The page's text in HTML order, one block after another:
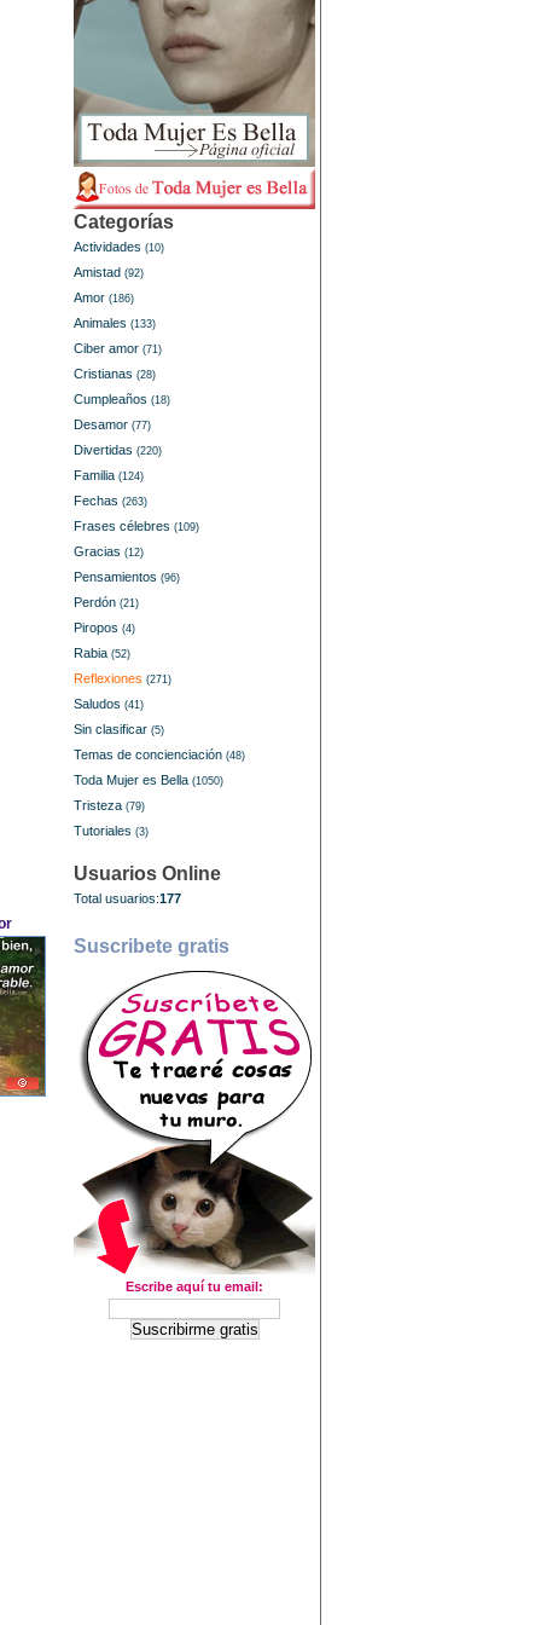
Categorías
Actividades (10)
Amistad (92)
Amor (186)
Animales (133)
Ciber amor (71)
Cristianas (28)
Cumpleaños (18)
Desamor (77)
Divertidas (220)
Familia (124)
Fechas (263)
Frases célebres (109)
Gracias (12)
Pensamientos (96)
Perdón (21)
Piropos (4)
Rabia (52)
Reflexiones (271)
Saludos (41)
Sin clasificar (5)
Temas de concienciación (48)
Toda Mujer es Bella (1050)
Tristeza (79)
Tutoriales (3)
Usuarios Online
Total usuarios:177
Suscribete gratis
Escribe aquí tu email: